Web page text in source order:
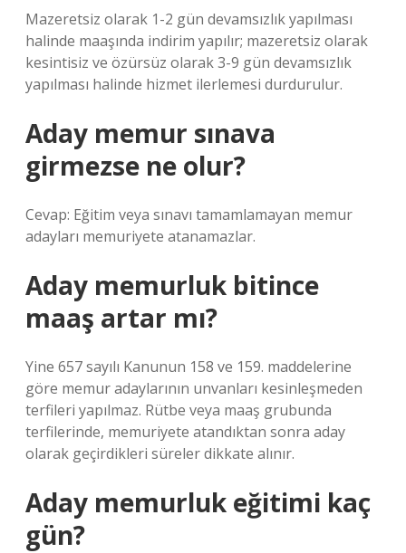
Mazeretsiz olarak 1-2 gün devamsızlık yapılması
halinde maaşında indirim yapılır; mazeretsiz olarak
kesintisiz ve özürsüz olarak 3-9 gün devamsızlık
yapılması halinde hizmet ilerlemesi durdurulur.
Aday memur sınava
girmezse ne olur?
Cevap: Eğitim veya sınavı tamamlamayan memur
adayları memuriyete atanamazlar.
Aday memurluk bitince
maaş artar mı?
Yine 657 sayılı Kanunun 158 ve 159. maddelerine
göre memur adaylarının unvanları kesinleşmeden
terfileri yapılmaz. Rütbe veya maaş grubunda
terfilerinde, memuriyete atandıktan sonra aday
olarak geçirdikleri süreler dikkate alınır.
Aday memurluk eğitimi kaç
gün?